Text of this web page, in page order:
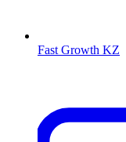
Fast Growth KZ